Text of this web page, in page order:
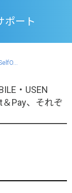
ポート
・USEN
Pay、それぞ